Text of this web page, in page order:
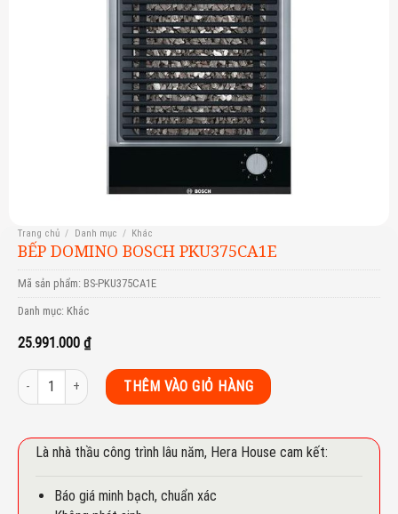
Trang chủ / Danh mục / Khác
BẾP DOMINO BOSCH PKU375CA1E
Mã sản phẩm: BS-PKU375CA1E
Danh mục: Khác
25.991.000 ₫
Bếp Domino Bosch PKU375CA1E số lượng
THÊM VÀO GIỎ HÀNG
Là nhà thầu công trình lâu năm, Hera House cam kết:
Báo giá minh bạch, chuẩn xác